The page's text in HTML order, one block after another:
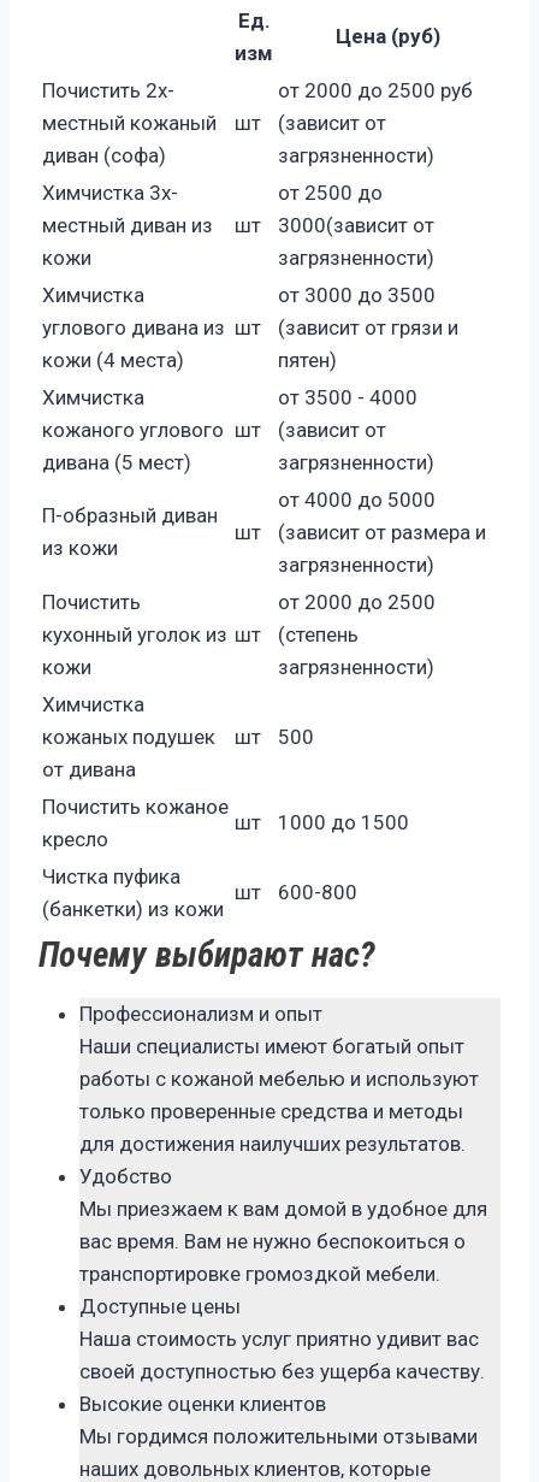
Ед.
изм
Цена (руб)
Почистить 2х-
местный кожаный
диван (софа)
шт
от 2000 до 2500 руб
(зависит от
загрязненности)
Химчистка 3х-
местный диван из
кожи
шт
от 2500 до
3000(зависит от
загрязненности)
Химчистка
углового дивана из
кожи (4 места)
шт
от 3000 до 3500
(зависит от грязи и
пятен)
Химчистка
кожаного углового
дивана (5 мест)
шт
от 3500 - 4000
(зависит от
загрязненности)
П-образный диван
из кожи
шт
от 4000 до 5000
(зависит от размера и
загрязненности)
Почистить
кухонный уголок из
кожи
шт
от 2000 до 2500
(степень
загрязненности)
Химчистка
кожаных подушек
от дивана
шт 500
Почистить кожаное
кресло
шт 1000 до 1500
Чистка пуфика
(банкетки) из кожи
шт 600-800
Почему выбирают нас?
Профессионализм и опыт
Наши специалисты имеют богатый опыт
работы с кожаной мебелью и используют
только проверенные средства и методы
для достижения наилучших результатов.
Удобство
Мы приезжаем к вам домой в удобное для
вас время. Вам не нужно беспокоиться о
транспортировке громоздкой мебели.
Доступные цены
Наша стоимость услуг приятно удивит вас
своей доступностью без ущерба качеству.
Высокие оценки клиентов
Мы гордимся положительными отзывами
наших довольных клиентов, которые